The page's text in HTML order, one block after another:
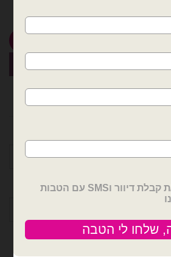
מושלם? נשמח לעזור!
מהיום למחר!
אביב, ראשון לציון, גבעתיים, רמת
נס ציונה, רמלה, לוד, אשדוד, יבנה,